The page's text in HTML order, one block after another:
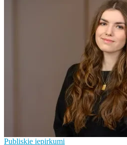
Publiskie iepirkumi